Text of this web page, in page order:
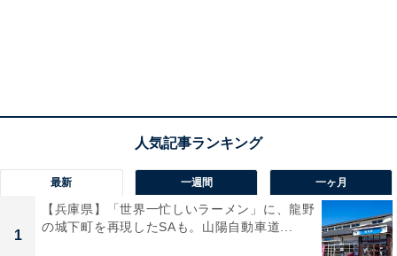
最新 一週間 一ヶ月
1
【兵庫県】「世界一忙しいラーメン」に、龍野
の城下町を再現したSAも。山陽自動車道...